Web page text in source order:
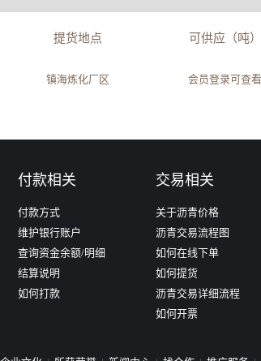
提货地点 可供应（吨）
镇海炼化厂区 会员登录可查看
付款相关
付款方式
维护银行账户
查询资金余额/明细
结算说明
如何打款
交易相关
关于沥青价格
沥青交易流程图
如何在线下单
如何提货
沥青交易详细流程
如何开票